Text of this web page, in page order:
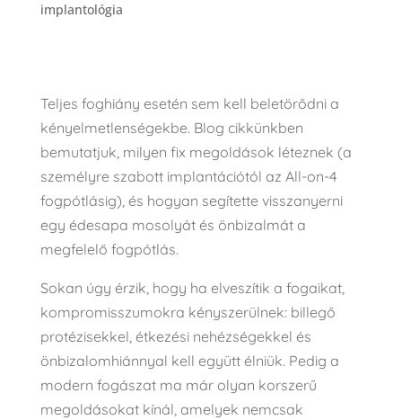
implantológia
Teljes foghiány esetén sem kell beletörődni a
kényelmetlenségekbe. Blog cikkünkben
bemutatjuk, milyen fix megoldások léteznek (a
személyre szabott implantációtól az All-on-4
fogpótlásig), és hogyan segítette visszanyerni
egy édesapa mosolyát és önbizalmát a
megfelelő fogpótlás.
Sokan úgy érzik, hogy ha elveszítik a fogaikat,
kompromisszumokra kényszerülnek: billegő
protézisekkel, étkezési nehézségekkel és
önbizalomhiánnyal kell együtt élniük. Pedig a
modern fogászat ma már olyan korszerű
megoldásokat kínál, amelyek nemcsak